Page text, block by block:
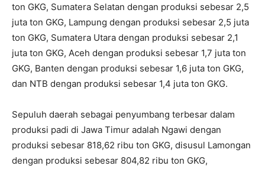
ton GKG, Sumatera Selatan dengan produksi sebesar 2,5
juta ton GKG, Lampung dengan produksi sebesar 2,5 juta
ton GKG, Sumatera Utara dengan produksi sebesar 2,1
juta ton GKG, Aceh dengan produksi sebesar 1,7 juta ton
GKG, Banten dengan produksi sebesar 1,6 juta ton GKG,
dan NTB dengan produksi sebesar 1,4 juta ton GKG.
Sepuluh daerah sebagai penyumbang terbesar dalam
produksi padi di Jawa Timur adalah Ngawi dengan
produksi sebesar 818,62 ribu ton GKG, disusul Lamongan
dengan produksi sebesar 804,82 ribu ton GKG,